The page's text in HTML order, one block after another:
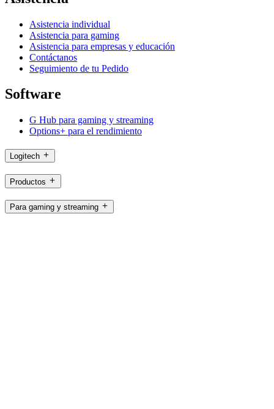
Asistencia individual
Asistencia para gaming
Asistencia para empresas y educación
Contáctanos
Seguimiento de tu Pedido
Software
G Hub para gaming y streaming
Options+ para el rendimiento
Logitech
Productos
Para gaming y streaming